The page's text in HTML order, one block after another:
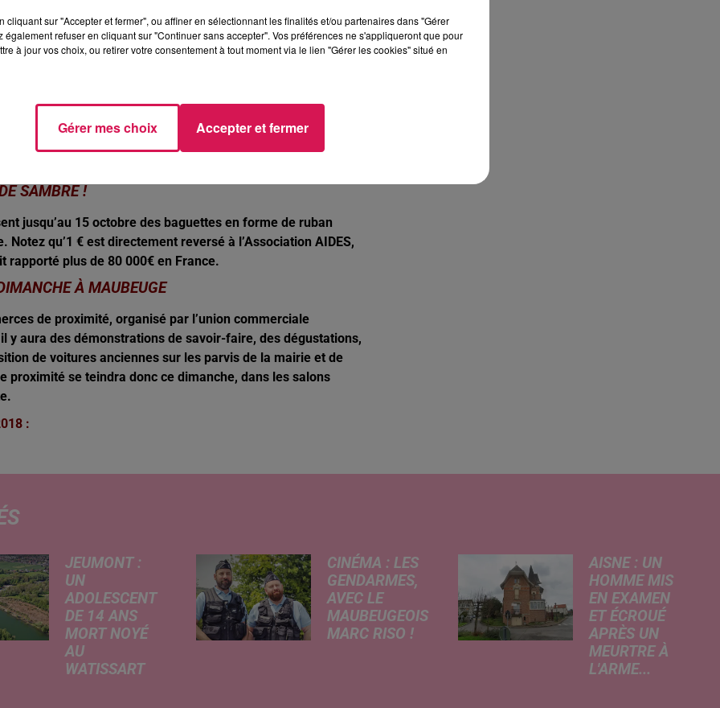
a été sérieusement incommodé par la fumée et transporté
ses jours ne seraient plus en danger.
d’une vaste opération de contrôles routiers orchestrée
ciblé les entrées des villes d’Aulnoye-Aymeries,
dépistages d’alcoolémie se sont tous révélés négatifs, par
se sont ajoutés des usages de téléphone au volant, une
ainsi que des plaques d’immatriculation non conformes.
SAMBRE !
jusqu’au 15 octobre des baguettes en forme de ruban
qu’1 € est directement reversé à l’Association AIDES,
rapporté plus de 80 000€ en France.
À MAUBEUGE
de proximité, organisé par l’union commerciale
y aura des démonstrations de savoir-faire, des dégustations,
de voitures anciennes sur les parvis de la mairie et de
proximité se teindra donc ce dimanche, dans les salons
:
JEUMONT :
UN
ADOLESCENT
DE 14 ANS
MORT NOYÉ
AU
WATISSART
CINÉMA : LES
GENDARMES,
AVEC LE
MAUBEUGEOIS
MARC RISO !
AISNE : UN
HOMME MIS
EN EXAMEN
ET ÉCROUÉ
APRÈS UN
MEURTRE À
L'ARME...
cliquant sur "Accepter et fermer", ou affiner en sélectionnant les finalités et/ou partenaires dans "Gérer
également refuser en cliquant sur "Continuer sans accepter". Vos préférences ne s'appliqueront que pour
à jour vos choix, ou retirer votre consentement à tout moment via le lien "Gérer les cookies" situé en
Gérer mes choix Accepter et fermer